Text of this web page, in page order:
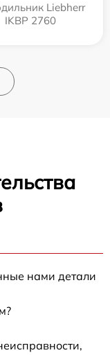
Liebherr
IKBP 2760
нами детали